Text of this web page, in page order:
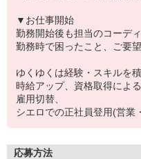
▼お仕事開始
勤務開始後も担当のコーデ
勤務時で困ったこと、ご要
ゆくゆくは経験・スキルを
時給アップ、資格取得によ
雇用切替、
シエロでの正社員登用(営業
応募方法